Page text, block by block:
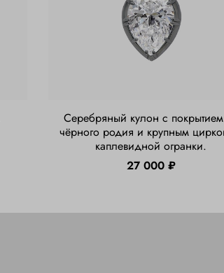
Серебряный кулон с
чёрного родия и крупным
каплевидной огранки.
27 000 ₽